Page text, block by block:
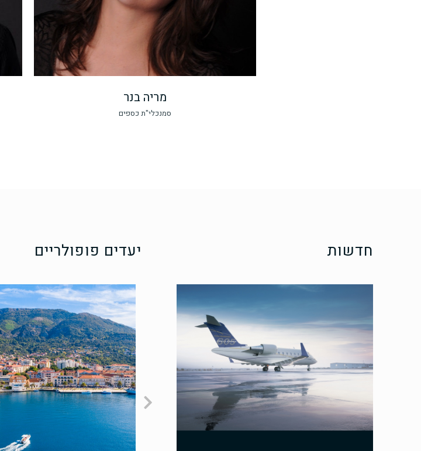
מריה בנר
סמנכלי"ת כספים
חדשות יעדים פופולריים